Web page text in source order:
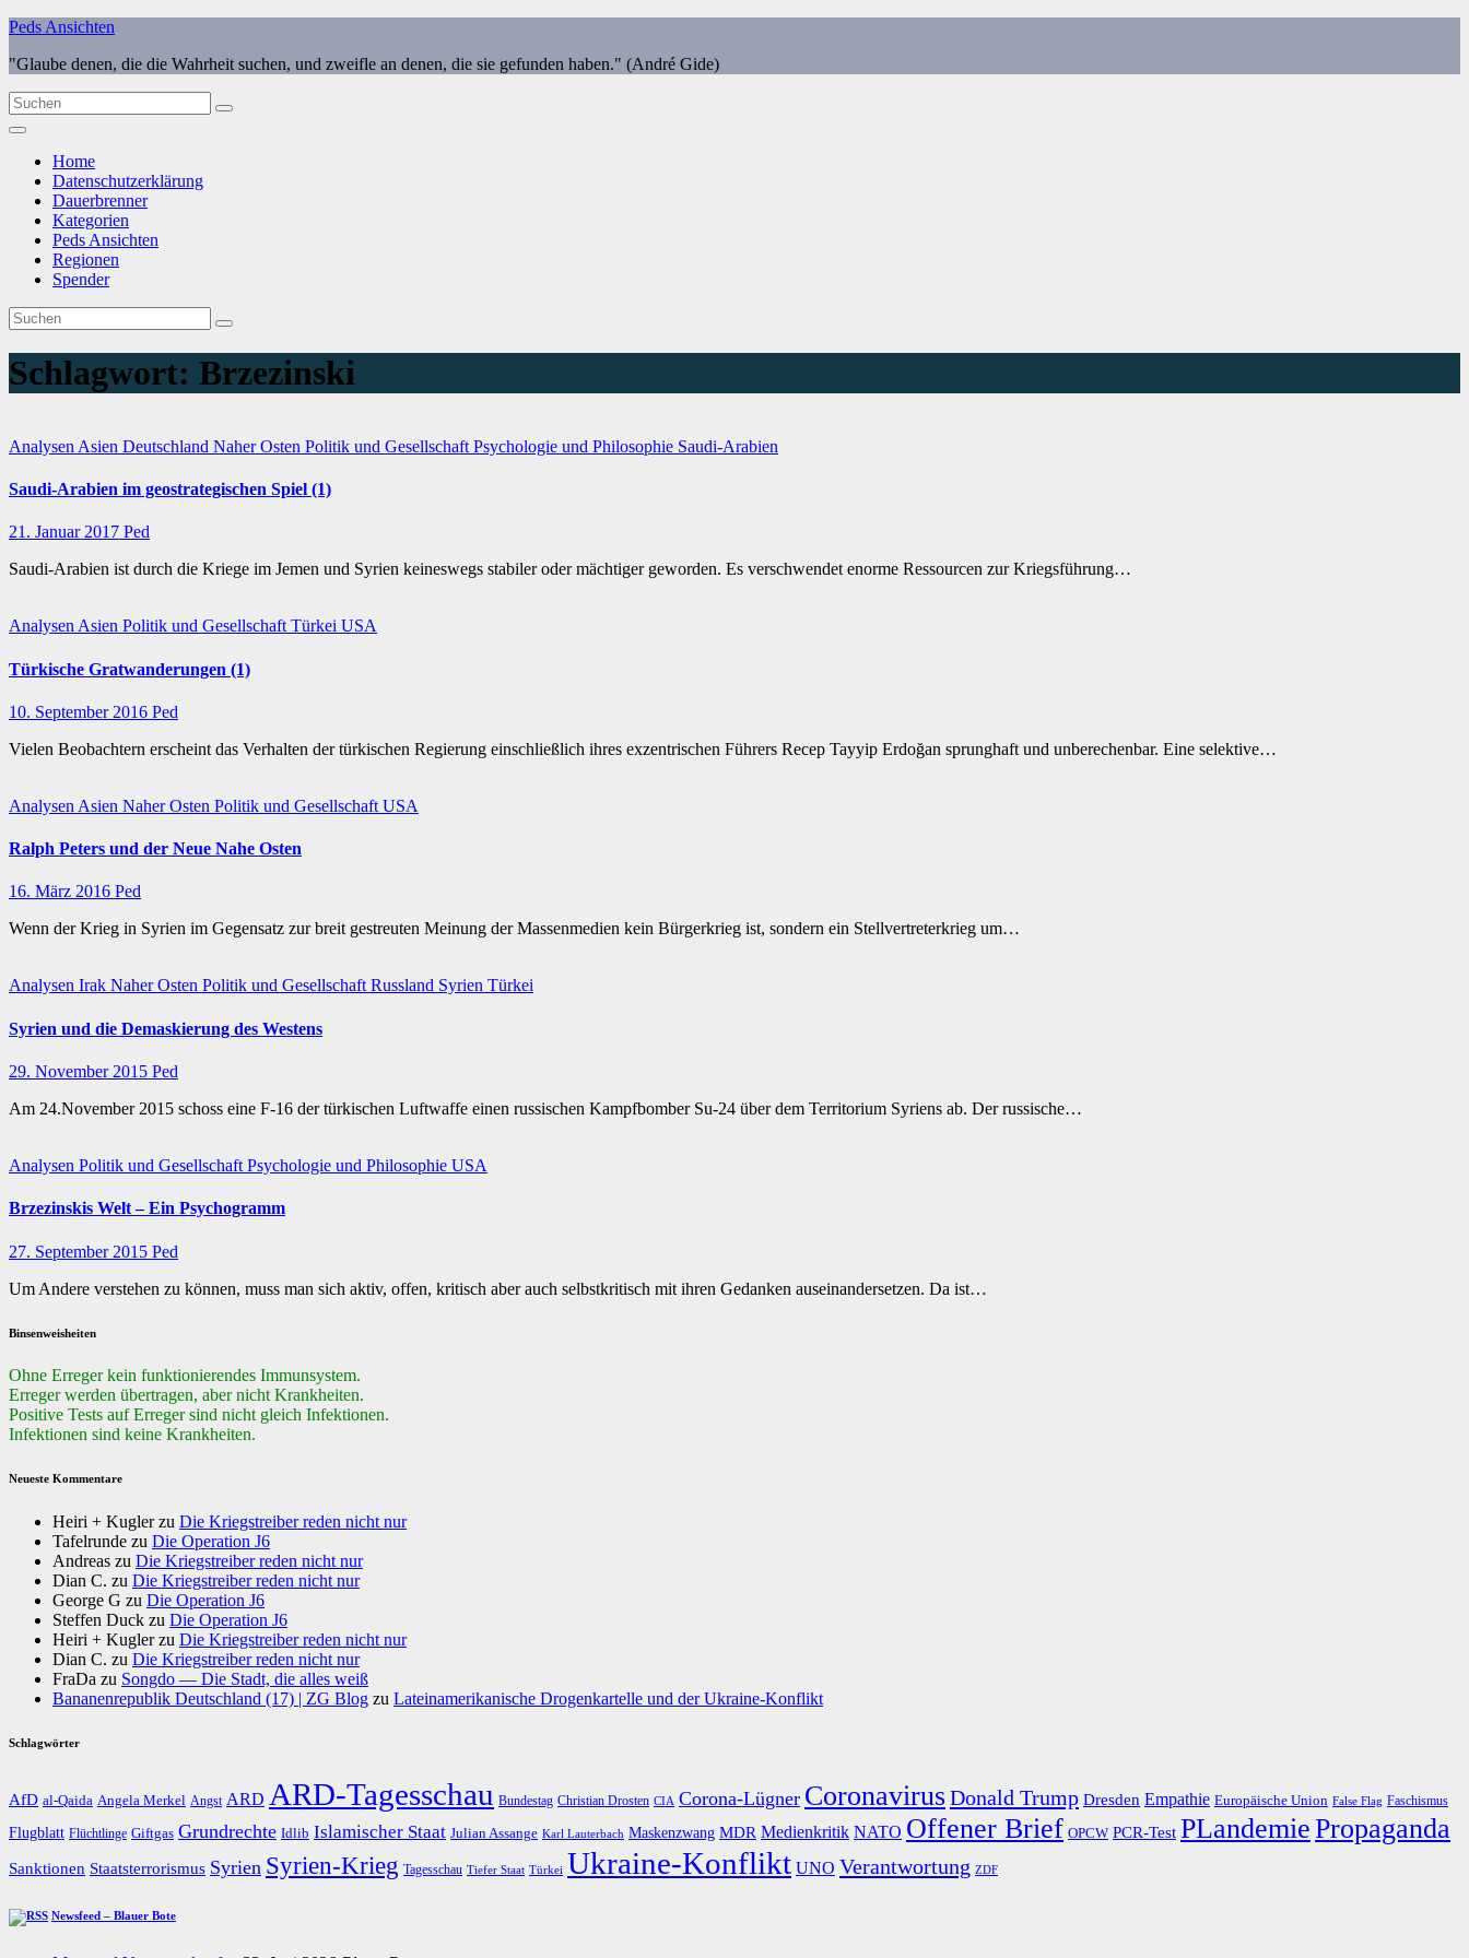
Zum
springen
Peds Ansichten
"Glaube denen, die die Wahrheit suchen, und zweifle an denen, die sie gefunden haben." (André Gide)
Home
Datenschutzerklärung
Dauerbrenner
Kategorien
Peds Ansichten
Regionen
Spender
Schlagwort: Brzezinski
Analysen Asien Deutschland Naher Osten Politik und Gesellschaft Psychologie und Philosophie Saudi-Arabien
Saudi-Arabien im geostrategischen Spiel (1)
21. Januar 2017 Ped
Saudi-Arabien ist durch die Kriege im Jemen und Syrien keineswegs stabiler oder mächtiger geworden. Es verschwendet enorme Ressourcen zur Kriegsführung…
AnalysenAsien Politik und GesellschaftTürkei USA
Türkische Gratwanderungen (1)
10. September 2016 Ped
Vielen Beobachtern erscheint das Verhalten der türkischen Regierung einschließlich ihres exzentrischen Führers Recep Tayyip Erdoğan sprunghaft und unberechenbar. Eine selektive…
Analysen Asien Naher Osten Politik und Gesellschaft USA
Ralph Peters und der Neue Nahe Osten
16. März 2016 Ped
Wenn der Krieg in Syrien im Gegensatz zur breit gestreuten Meinung der Massenmedien kein Bürgerkrieg ist, sondern ein Stellvertreterkrieg um…
Analysen Irak Naher Osten Politik und GesellschaftRussland Syrien Türkei
Syrien und die Demaskierung des Westens
29. November 2015 Ped
Am 24.November 2015 schoss eine F-16 der türkischen Luftwaffe einen russischen Kampfbomber Su-24 über dem Territorium Syriens ab. Der russische…
Analysen Politik und Gesellschaft Psychologie und Philosophie USA
Brzezinskis Welt – Ein Psychogramm
27. September 2015 Ped
Um Andere verstehen zu können, muss man sich aktiv, offen, kritisch aber auch selbstkritisch mit ihren Gedanken auseinandersetzen. Da ist…
Binsenweisheiten
Ohne Erreger kein funktionierendes Immunsystem.
Erreger werden übertragen, aber nicht Krankheiten.
Positive Tests auf Erreger sind nicht gleich Infektionen.
Infektionen sind keine Krankheiten.
Neueste Kommentare
Heiri + Kuglerzu Die Kriegstreiber reden nicht nur
Tafelrunde zu Die Operation J6
Andreas zu Die Kriegstreiber reden nicht nur
Dian C. zu Die Kriegstreiber reden nicht nur
George G zu Die Operation J6
Steffen Duck zu Die Operation J6
Heiri + Kuglerzu Die Kriegstreiber reden nicht nur
Dian C. zu Die Kriegstreiber reden nicht nur
FraDa zu Songdo — Die Stadt, die alles weiß
Bananenrepublik Deutschland (17) | ZG Blog zu Lateinamerikanische Drogenkartelle und der Ukraine-Konflikt
Schlagwörter
AfD al-Qaida Angela Merkel Angst ARD ARD-Tagesschau Bundestag Christian Drosten CIA Corona-Lügner CoronavirusDonald Trump Dresden Empathie Europäische Union False Flag Faschismus
Flugblatt Flüchtlinge Giftgas Grundrechte Idlib Islamischer Staat Julian Assange Karl Lauterbach Maskenzwang MDR Medienkritik NATO Offener Brief OPCW PCR-Test PLandemiePropaganda
Sanktionen Staatsterrorismus Syrien Syrien-Krieg Tagesschau Tiefer Staat Türkei Ukraine-Konflikt UNO Verantwortung ZDF
Newsfeed – Blauer Bote